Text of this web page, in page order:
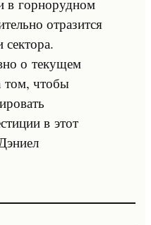
в горнорудном
отразится
сектора.
о текущем
том, чтобы
в этот